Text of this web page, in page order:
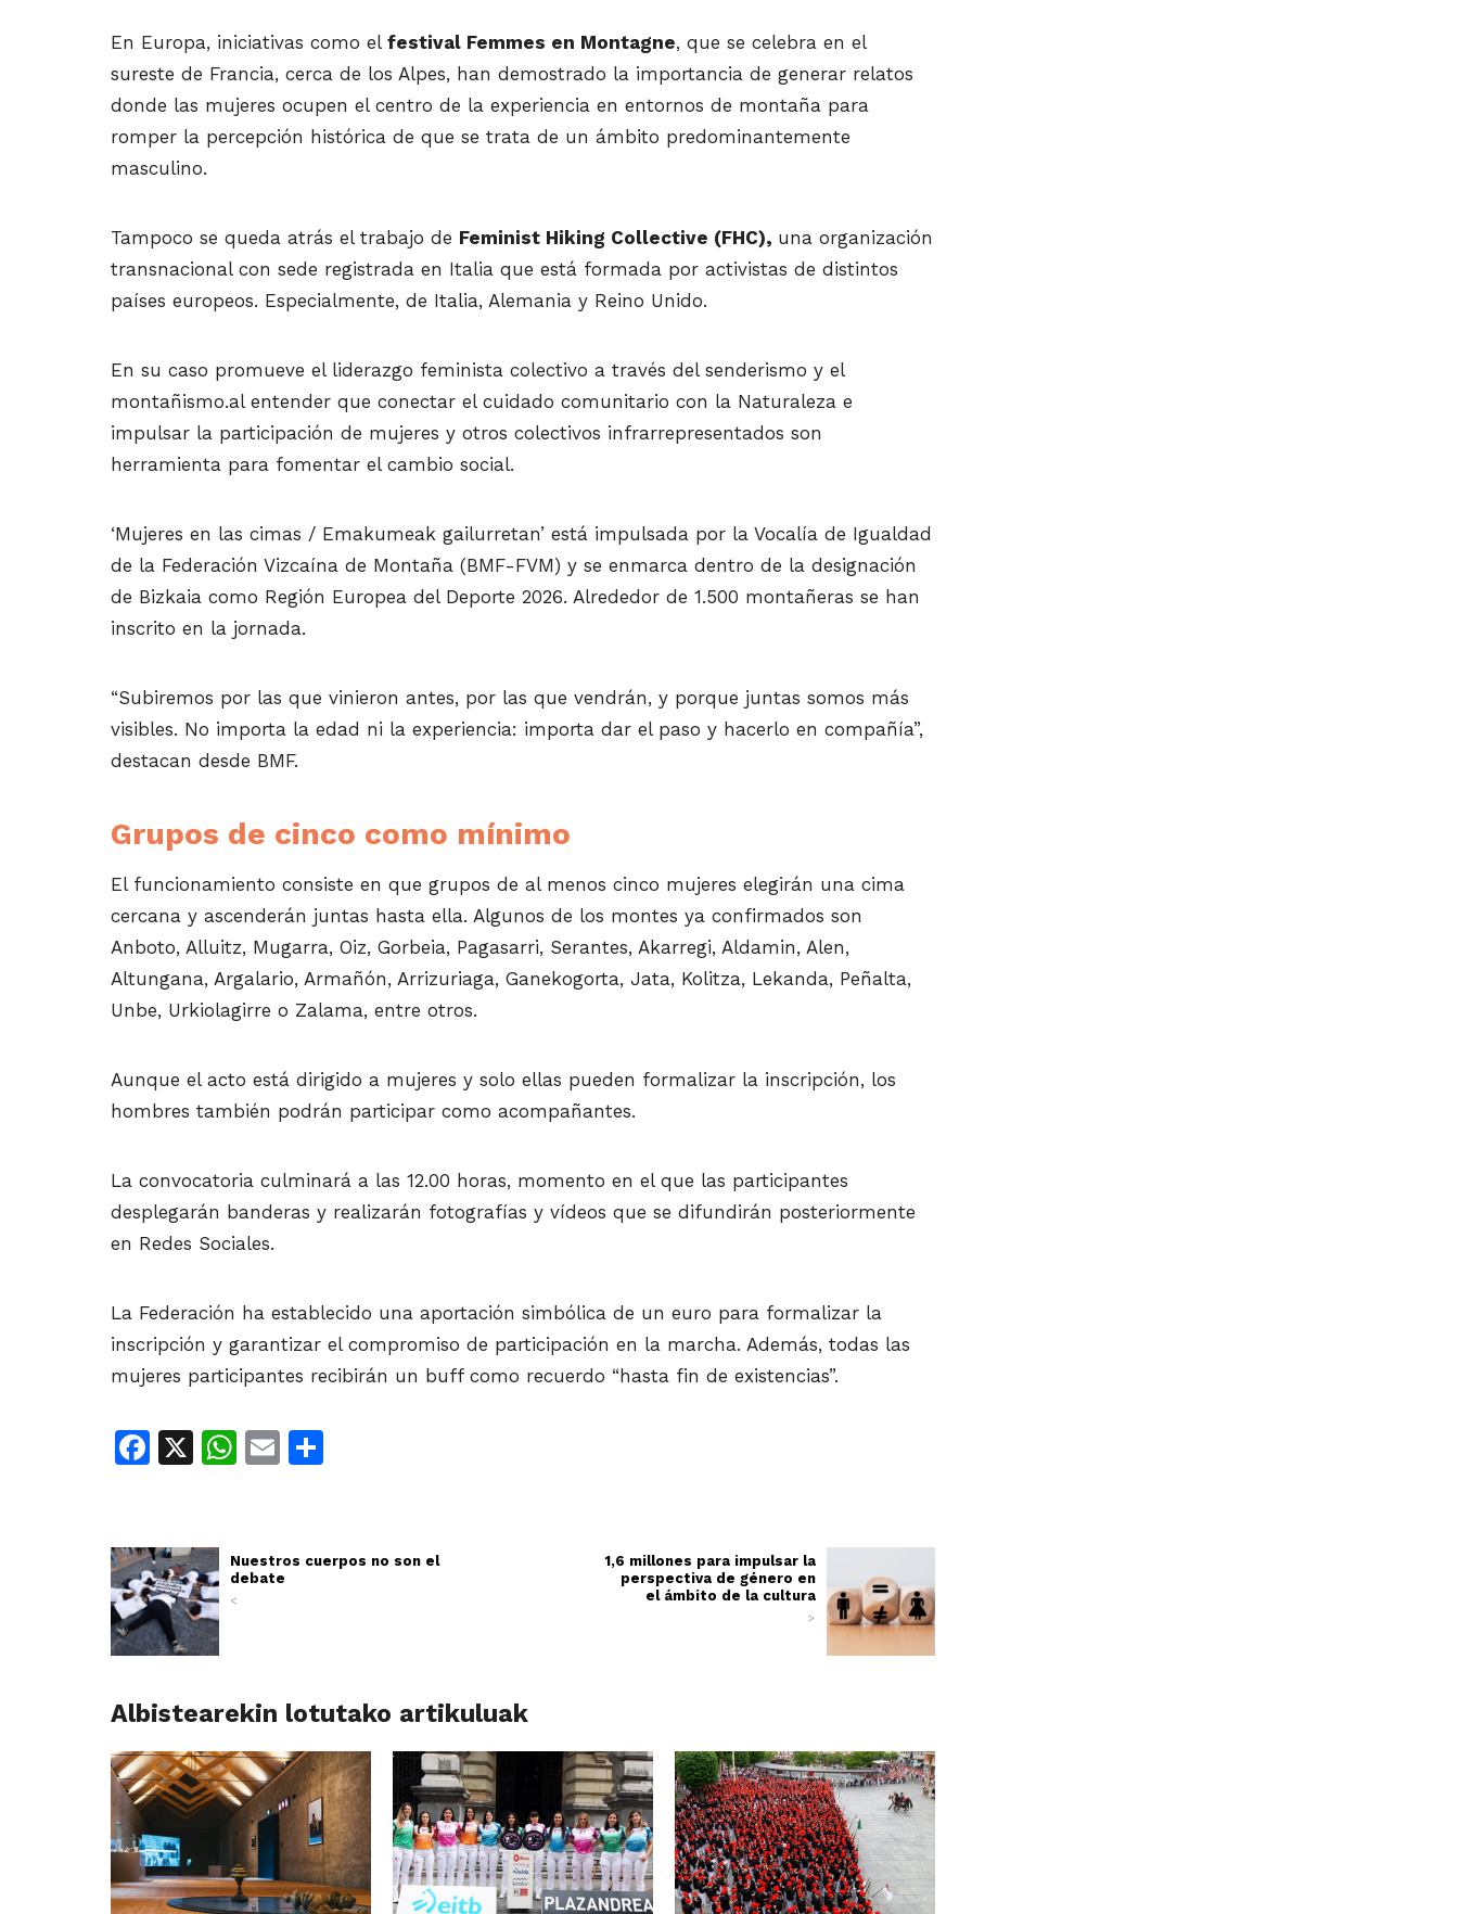
En Europa, iniciativas como el festival Femmes en Montagne, que se celebra en el
sureste de Francia, cerca de los Alpes, han demostrado la importancia de generar relatos
donde las mujeres ocupen el centro de la experiencia en entornos de montaña para
romper la percepción histórica de que se trata de un ámbito predominantemente
masculino.
Tampoco se queda atrás el trabajo de Feminist Hiking Collective (FHC), una organización
transnacional con sede registrada en Italia que está formada por activistas de distintos
países europeos. Especialmente, de Italia, Alemania y Reino Unido.
En su caso promueve el liderazgo feminista colectivo a través del senderismo y el
montañismo.al entender que conectar el cuidado comunitario con la Naturaleza e
impulsar la participación de mujeres y otros colectivos infrarrepresentados son
herramienta para fomentar el cambio social.
‘Mujeres en las cimas / Emakumeak gailurretan’ está impulsada por la Vocalía de Igualdad
de la Federación Vizcaína de Montaña (BMF-FVM) y se enmarca dentro de la designación
de Bizkaia como Región Europea del Deporte 2026. Alrededor de 1.500 montañeras se han
inscrito en la jornada.
“Subiremos por las que vinieron antes, por las que vendrán, y porque juntas somos más
visibles. No importa la edad ni la experiencia: importa dar el paso y hacerlo en compañía”,
destacan desde BMF.
Grupos de cinco como mínimo
El funcionamiento consiste en que grupos de al menos cinco mujeres elegirán una cima
cercana y ascenderán juntas hasta ella. Algunos de los montes ya confirmados son
Anboto, Alluitz, Mugarra, Oiz, Gorbeia, Pagasarri, Serantes, Akarregi, Aldamin, Alen,
Altungana, Argalario, Armañón, Arrizuriaga, Ganekogorta, Jata, Kolitza, Lekanda, Peñalta,
Unbe, Urkiolagirre o Zalama, entre otros.
Aunque el acto está dirigido a mujeres y solo ellas pueden formalizar la inscripción, los
hombres también podrán participar como acompañantes.
La convocatoria culminará a las 12.00 horas, momento en el que las participantes
desplegarán banderas y realizarán fotografías y vídeos que se difundirán posteriormente
en Redes Sociales.
La Federación ha establecido una aportación simbólica de un euro para formalizar la
inscripción y garantizar el compromiso de participación en la marcha. Además, todas las
mujeres participantes recibirán un buff como recuerdo “hasta fin de existencias”.
Facebook
X WhatsApp
Email
Nuestros cuerpos no son el
debate
<
1,6 millones para impulsar la
perspectiva de género en
el ámbito de la cultura
>
Albistearekin lotutako artikuluak